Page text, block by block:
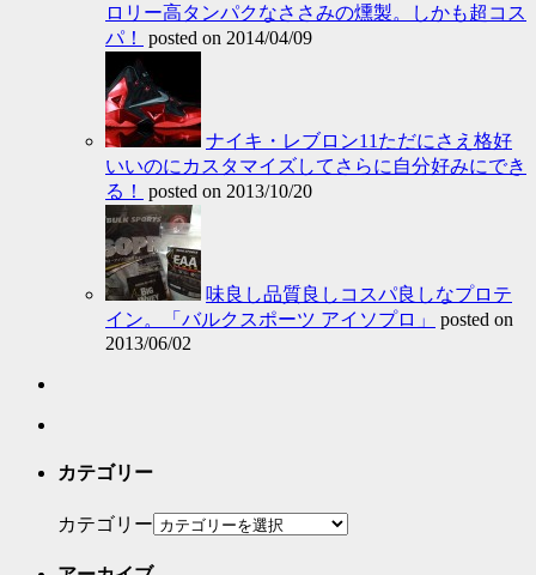
ロリー高タンパクなささみの燻製。しかも超コス
パ！
posted on 2014/04/09
ナイキ・レブロン11ただにさえ格好
いいのにカスタマイズしてさらに自分好みにでき
る！
posted on 2013/10/20
味良し品質良しコスパ良しなプロテ
イン。「バルクスポーツ アイソプロ」
posted on
2013/06/02
カテゴリー
カテゴリー